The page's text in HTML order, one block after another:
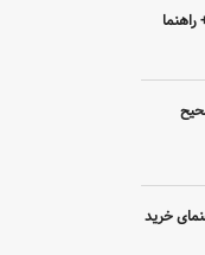
راهنما
خرید